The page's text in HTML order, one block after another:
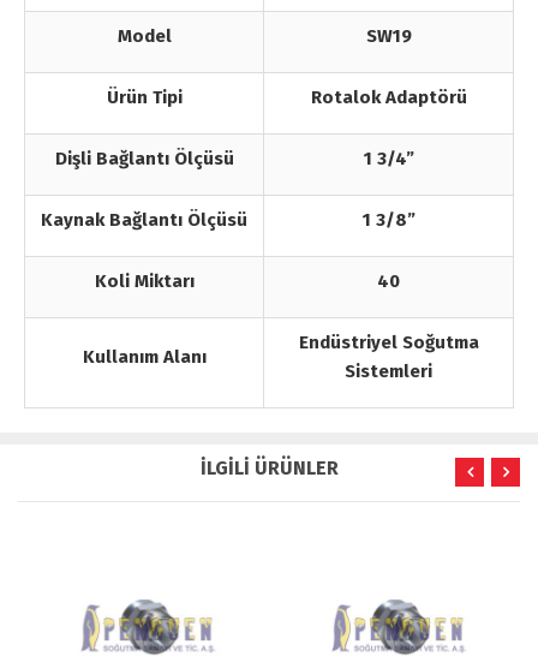
Model SW19
Ürün Tipi Rotalok Adaptörü
Dişli Bağlantı Ölçüsü 1 3/4”
Kaynak Bağlantı Ölçüsü 1 3/8”
Koli Miktarı 40
Kullanım Alanı
Endüstriyel Soğutma
Sistemleri
İLGİLİ ÜRÜNLER